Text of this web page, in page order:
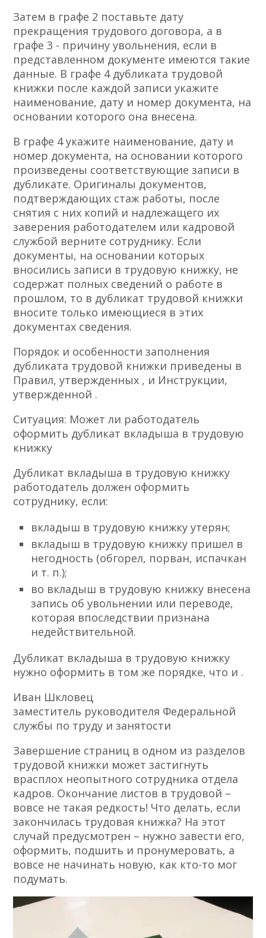
Затем в графе 2 поставьте дату
прекращения трудового договора, а в
графе 3 - причину увольнения, если в
представленном документе имеются такие
данные. В графе 4 дубликата трудовой
книжки после каждой записи укажите
наименование, дату и номер документа, на
основании которого она внесена.
В графе 4 укажите наименование, дату и
номер документа, на основании которого
произведены соответствующие записи в
дубликате. Оригиналы документов,
подтверждающих стаж работы, после
снятия с них копий и надлежащего их
заверения работодателем или кадровой
службой верните сотруднику. Если
документы, на основании которых
вносились записи в трудовую книжку, не
содержат полных сведений о работе в
прошлом, то в дубликат трудовой книжки
вносите только имеющиеся в этих
документах сведения.
Порядок и особенности заполнения
дубликата трудовой книжки приведены в
Правил, утвержденных , и Инструкции,
утвержденной .
Ситуация: Может ли работодатель
оформить дубликат вкладыша в трудовую
книжку
Дубликат вкладыша в трудовую книжку
работодатель должен оформить
сотруднику, если:
вкладыш в трудовую книжку утерян;
вкладыш в трудовую книжку пришел в
негодность (обгорел, порван, испачкан
и т. п.);
во вкладыш в трудовую книжку внесена
запись об увольнении или переводе,
которая впоследствии признана
недействительной.
Дубликат вкладыша в трудовую книжку
нужно оформить в том же порядке, что и .
Иван Шкловец
заместитель руководителя Федеральной
службы по труду и занятости
Завершение страниц в одном из разделов
трудовой книжки может застигнуть
врасплох неопытного сотрудника отдела
кадров. Окончание листов в трудовой –
вовсе не такая редкость! Что делать, если
закончилась трудовая книжка? На этот
случай предусмотрен – нужно завести его,
оформить, подшить и пронумеровать, а
вовсе не начинать новую, как кто-то мог
подумать.